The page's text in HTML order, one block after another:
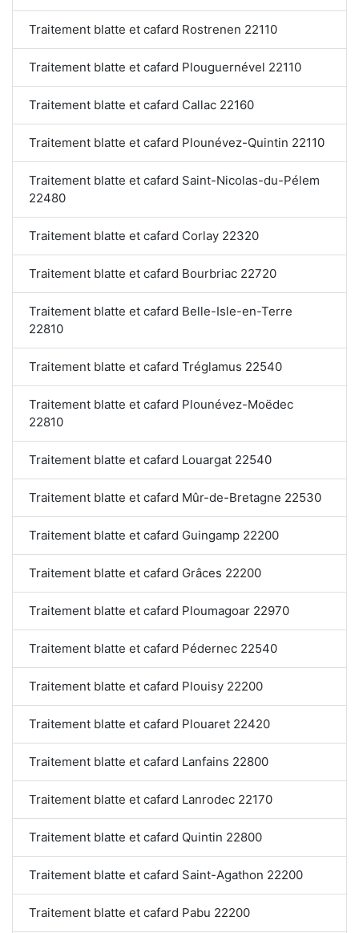
Traitement blatte et cafard Rostrenen 22110
Traitement blatte et cafard Plouguernével 22110
Traitement blatte et cafard Callac 22160
Traitement blatte et cafard Plounévez-Quintin 22110
Traitement blatte et cafard Saint-Nicolas-du-Pélem
22480
Traitement blatte et cafard Corlay 22320
Traitement blatte et cafard Bourbriac 22720
Traitement blatte et cafard Belle-Isle-en-Terre
22810
Traitement blatte et cafard Tréglamus 22540
Traitement blatte et cafard Plounévez-Moëdec
22810
Traitement blatte et cafard Louargat 22540
Traitement blatte et cafard Mûr-de-Bretagne 22530
Traitement blatte et cafard Guingamp 22200
Traitement blatte et cafard Grâces 22200
Traitement blatte et cafard Ploumagoar 22970
Traitement blatte et cafard Pédernec 22540
Traitement blatte et cafard Plouisy 22200
Traitement blatte et cafard Plouaret 22420
Traitement blatte et cafard Lanfains 22800
Traitement blatte et cafard Lanrodec 22170
Traitement blatte et cafard Quintin 22800
Traitement blatte et cafard Saint-Agathon 22200
Traitement blatte et cafard Pabu 22200